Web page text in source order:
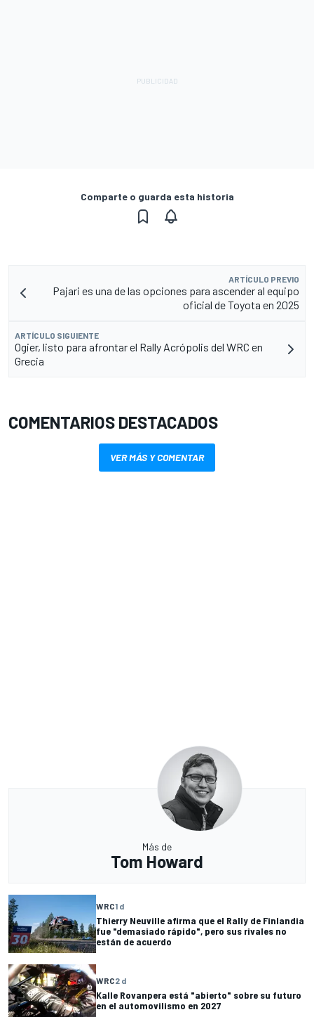
Comparte o guarda esta historia
ARTÍCULO PREVIO
Pajari es una de las opciones para ascender al equipo
oficial de Toyota en 2025
ARTÍCULO SIGUIENTE
Ogier, listo para afrontar el Rally Acrópolis del WRC en
Grecia
COMENTARIOS DESTACADOS
VER MÁS Y COMENTAR
Más de
Tom Howard
WRC1 d
Thierry Neuville afirma que el Rally de Finlandia
fue "demasiado rápido", pero sus rivales no
están de acuerdo
WRC2 d
Kalle Rovanpera está "abierto" sobre su futuro
en el automovilismo en 2027